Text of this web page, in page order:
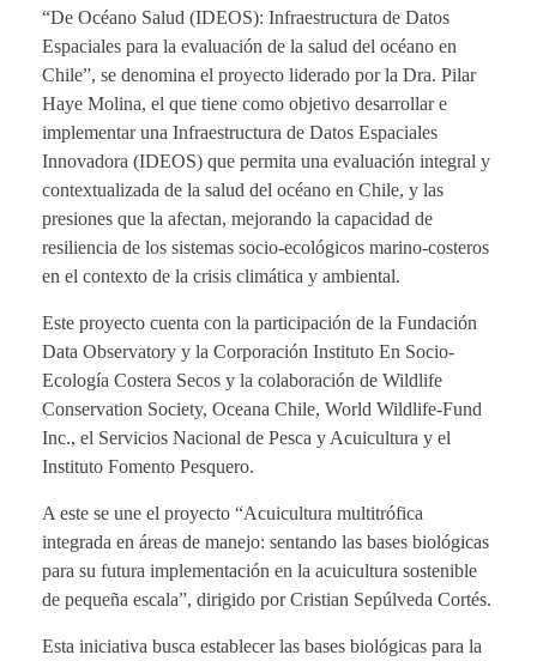
“De Océano Salud (IDEOS): Infraestructura de Datos
Espaciales para la evaluación de la salud del océano en
Chile”, se denomina el proyecto liderado por la Dra. Pilar
Haye Molina, el que tiene como objetivo desarrollar e
implementar una Infraestructura de Datos Espaciales
Innovadora (IDEOS) que permita una evaluación integral y
contextualizada de la salud del océano en Chile, y las
presiones que la afectan, mejorando la capacidad de
resiliencia de los sistemas socio-ecológicos marino-costeros
en el contexto de la crisis climática y ambiental.
Este proyecto cuenta con la participación de la Fundación
Data Observatory y la Corporación Instituto En Socio-
Ecología Costera Secos y la colaboración de Wildlife
Conservation Society, Oceana Chile, World Wildlife-Fund
Inc., el Servicios Nacional de Pesca y Acuicultura y el
Instituto Fomento Pesquero.
A este se une el proyecto “Acuicultura multitrófica
integrada en áreas de manejo: sentando las bases biológicas
para su futura implementación en la acuicultura sostenible
de pequeña escala”, dirigido por Cristian Sepúlveda Cortés.
Esta iniciativa busca establecer las bases biológicas para la